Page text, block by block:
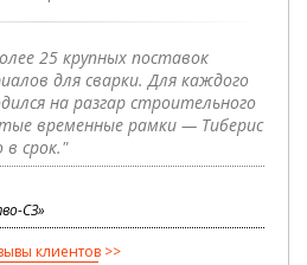
25 крупных поставок
для сварки. Для каждого
на разгар строительного
временные рамки — Тиберис
срок."
СЗ»
клиентов